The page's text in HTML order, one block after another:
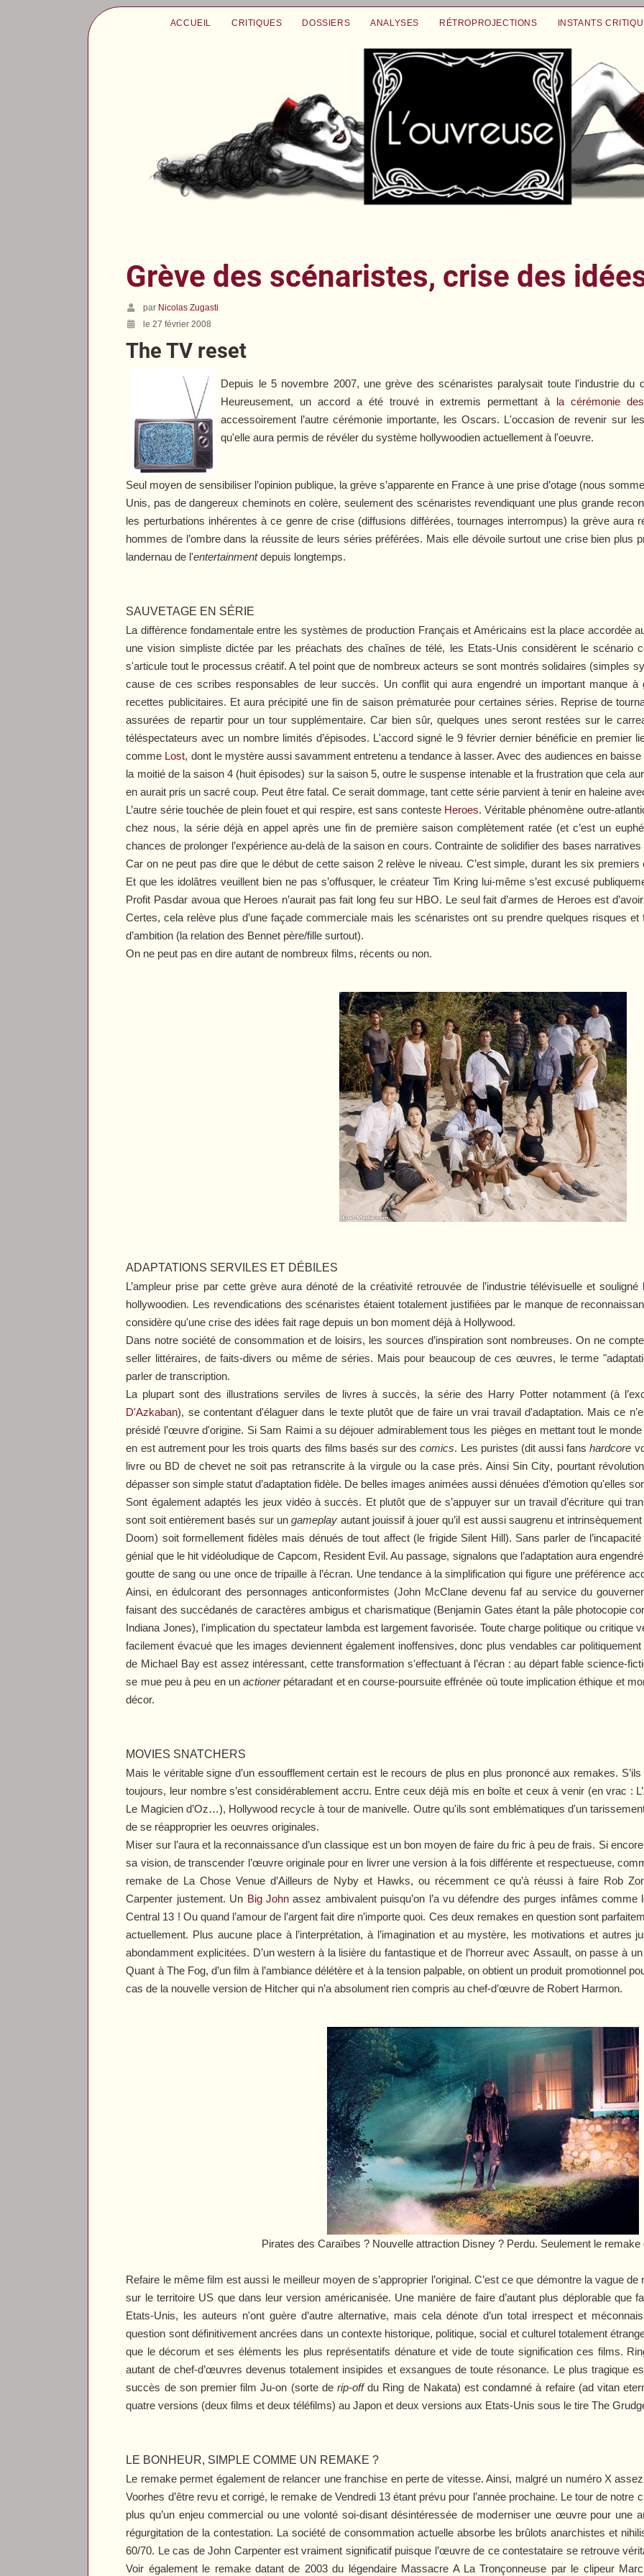
ACCUEIL CRITIQUES DOSSIERS ANALYSES RÉTROPROJECTIONS INSTANTS
Grève des scénaristes, crise des
par Nicolas Zugasti
le 27 février 2008
The TV reset
Depuis le 5 novembre 2007, une grève des scénaristes paralysait toute l'industrie du
Heureusement, un accord a été trouvé in extremis permettant à la cérémonie
accessoirement l’autre cérémonie importante, les Oscars. L'occasion de revenir sur
qu'elle aura permis de révéler du système hollywoodien actuellement à l'oeuvre.
Seul moyen de sensibiliser l’opinion publique, la grève s’apparente en France à une prise d’otage (nous
Unis, pas de dangereux cheminots en colère, seulement des scénaristes revendiquant une plus grande
les perturbations inhérentes à ce genre de crise (diffusions différées, tournages interrompus) la grève aura
hommes de l’ombre dans la réussite de leurs séries préférées. Mais elle dévoile surtout une crise bien plus
landernau de l'entertainmentdepuis longtemps.
SAUVETAGE EN SÉRIE
La différence fondamentale entre les systèmes de production Français et Américains est la place accordée
une vision simpliste dictée par les préachats des chaînes de télé, les Etats-Unis considèrent le scénario
s'articule tout le processus créatif. A tel point que de nombreux acteurs se sont montrés solidaires (simples
cause de ces scribes responsables de leur succès. Un conflit qui aura engendré un important manque
recettes publicitaires. Et aura précipité une fin de saison prématurée pour certaines séries. Reprise de
assurées de repartir pour un tour supplémentaire. Car bien sûr, quelques unes seront restées sur le
téléspectateurs avec un nombre limités d’épisodes. L'accord signé le 9 février dernier bénéficie en premier
comme Lost, dont le mystère aussi savamment entretenu a tendance à lasser. Avec des audiences en
la moitié de la saison 4 (huit épisodes) sur la saison 5, outre le suspense intenable et la frustration que cela
en aurait pris un sacré coup. Peut être fatal. Ce serait dommage, tant cette série parvient à tenir en haleine
L’autre série touchée de plein fouet et qui respire, est sans conteste Heroes. Véritable phénomène outre-
chez nous, la série déjà en appel après une fin de première saison complètement ratée (et c’est un
chances de prolonger l’expérience au-delà de la saison en cours. Contrainte de solidifier des bases
Car on ne peut pas dire que le début de cette saison 2 relève le niveau. C’est simple, durant les six
Et que les idolâtres veuillent bien ne pas s’offusquer, le créateur Tim Kring lui-même s’est excusé
Profit Pasdar avoua que Heroes n’aurait pas fait long feu sur HBO. Le seul fait d’armes de Heroes est
Certes, cela relève plus d’une façade commerciale mais les scénaristes ont su prendre quelques risques et
d’ambition (la relation des Bennet père/fille surtout).
On ne peut pas en dire autant de nombreux films, récents ou non.
ADAPTATIONS SERVILES ET DÉBILES
L’ampleur prise par cette grève aura dénoté de la créativité retrouvée de l’industrie télévisuelle et
hollywoodien. Les revendications des scénaristes étaient totalement justifiées par le manque de
considère qu'une crise des idées fait rage depuis un bon moment déjà à Hollywood.
Dans notre société de consommation et de loisirs, les sources d’inspiration sont nombreuses. On ne
seller littéraires, de faits-divers ou même de séries. Mais pour beaucoup de ces œuvres, le terme
parler de transcription.
La plupart sont des illustrations serviles de livres à succès, la série des Harry Potternotamment (à
D'Azkaban), se contentant d'élaguer dans le texte plutôt que de faire un vrai travail d'adaptation. Mais ce
présidé l’œuvre d'origine. Si Sam Raimi a su déjouer admirablement tous les pièges en mettant tout le
en est autrement pour les trois quarts des films basés sur descomics. Les puristes (dit aussi fanshardcore
livre ou BD de chevet ne soit pas retranscrite à la virgule ou la case près. Ainsi Sin City, pourtant
dépasser son simple statut d’adaptation fidèle. De belles images animées aussi dénuées d’émotion qu'elles
Sont également adaptés les jeux vidéo à succès. Et plutôt que de s’appuyer sur un travail d’écriture qui
sont soit entièrement basés sur ungameplay autant jouissif à jouer qu’il est aussi saugrenu et
Doom) soit formellement fidèles mais dénués de tout affect (le frigide Silent Hill). Sans parler de
génial que le hit vidéoludique de Capcom, Resident Evil. Au passage, signalons que l’adaptation aura
goutte de sang ou une once de tripaille à l’écran. Une tendance à la simplification qui figure une préférence
Ainsi, en édulcorant des personnages anticonformistes (John McClane devenu faf au service du
faisant des succédanés de caractères ambigus et charismatique (Benjamin Gates étant la pâle photocopie
Indiana Jones), l'implication du spectateur lambda est largement favorisée. Toute charge politique ou critique
facilement évacué que les images deviennent également inoffensives, donc plus vendables car
de Michael Bay est assez intéressant, cette transformation s'effectuant à l’écran : au départ fable science-
se mue peu à peu en unactionerpétaradant et en course-poursuite effrénée où toute implication éthique et
décor.
MOVIES SNATCHERS
Mais le véritable signe d’un essoufflement certain est le recours de plus en plus prononcé aux remakes.
toujours, leur nombre s’est considérablement accru. Entre ceux déjà mis en boîte et ceux à venir (en vrac :
Le Magicien d’Oz…), Hollywood recycle à tour de manivelle. Outre qu'ils sont emblématiques d'un
de se réapproprier les oeuvres originales.
Miser sur l’aura et la reconnaissance d’un classique est un bon moyen de faire du fric à peu de frais. Si
sa vision, de transcender l’œuvre originale pour en livrer une version à la fois différente et respectueuse,
remake de La Chose Venue d’Ailleurs de Nyby et Hawks, ou récemment ce qu’à réussi à faire Rob
Carpenter justement. Un Big John assez ambivalent puisqu’on l’a vu défendre des purges infâmes comme
Central 13 ! Ou quand l’amour de l’argent fait dire n’importe quoi. Ces deux remakes en question sont
actuellement. Plus aucune place à l’interprétation, à l’imagination et au mystère, les motivations et autres
abondamment explicitées. D’un western à la lisière du fantastique et de l’horreur avec Assault, on passe à
Quant à The Fog, d’un film à l’ambiance délétère et à la tension palpable, on obtient un produit promotionnel
cas de la nouvelle version de Hitcher qui n’a absolument rien compris au chef-d’œuvre de Robert Harmon.
Pirates des Caraïbes ? Nouvelle attraction Disney ? Perdu. Seulement le remake
Refaire le même film est aussi le meilleur moyen de s’approprier l’original. C’est ce que démontre la vague
sur le territoire US que dans leur version américanisée. Une manière de faire d’autant plus déplorable que
Etats-Unis, les auteurs n'ont guère d’autre alternative, mais cela dénote d’un total irrespect et
question sont définitivement ancrées dans un contexte historique, politique, social et culturel totalement
que le décorum et ses éléments les plus représentatifs dénature et vide de toute signification ces films.
autant de chef-d’œuvres devenus totalement insipides et exsangues de toute résonance. Le plus tragique
succès de son premier filmJu-on (sorte derip-offdu Ring de Nakata) est condamné à refaire (ad vitan
quatre versions (deux films et deux téléfilms) au Japon et deux versions aux Etats-Unis sous le tireThe
LE BONHEUR, SIMPLE COMME UN REMAKE ?
Le remake permet également de relancer une franchise en perte de vitesse. Ainsi, malgré un numéro X
Voorhes d’être revu et corrigé, le remake de Vendredi 13étant prévu pour l’année prochaine. Le tour de notre
plus qu’un enjeu commercial ou une volonté soi-disant désintéressée de moderniser une œuvre pour une
régurgitation de la contestation. La société de consommation actuelle absorbe les brûlots anarchistes et
60/70. Le cas de John Carpenter est vraiment significatif puisque l’œuvre de ce contestataire se retrouve
Voir également le remake datant de 2003 du légendaire Massacre A La Tronçonneuse par le clipeur